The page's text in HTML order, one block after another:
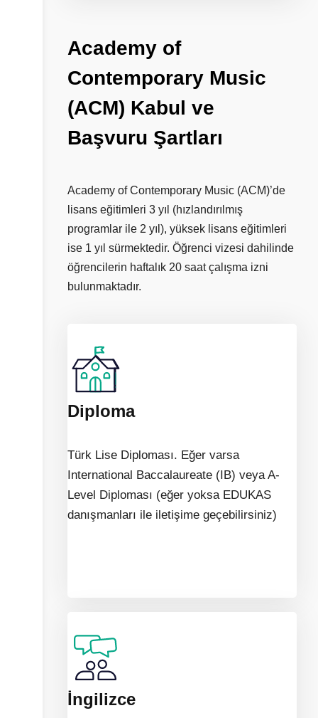
Academy of
Contemporary Music
(ACM) Kabul ve
Başvuru Şartları
Academy of Contemporary Music (ACM)’de
lisans eğitimleri 3 yıl (hızlandırılmış
programlar ile 2 yıl), yüksek lisans eğitimleri
ise 1 yıl sürmektedir. Öğrenci vizesi dahilinde
öğrencilerin haftalık 20 saat çalışma izni
bulunmaktadır.
Diploma
Türk Lise Diploması. Eğer varsa
International Baccalaureate (IB) veya A-
Level Diploması (eğer yoksa EDUKAS
danışmanları ile iletişime geçebilirsiniz)
İngilizce